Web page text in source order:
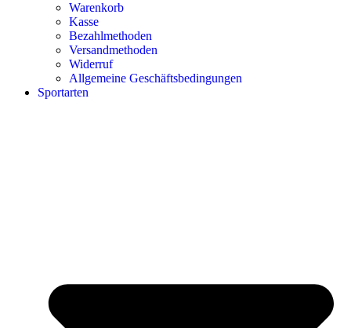
Warenkorb
Kasse
Bezahlmethoden
Versandmethoden
Widerruf
Allgemeine Geschäftsbedingungen
Sportarten